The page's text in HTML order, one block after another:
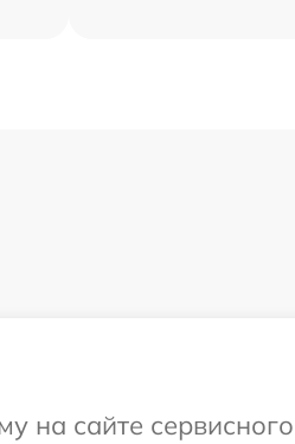
на сайте